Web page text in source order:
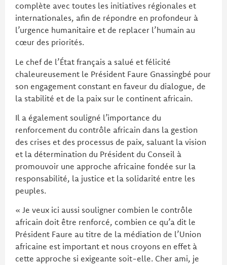
complète avec toutes les initiatives régionales et
internationales, afin de répondre en profondeur à
l’urgence humanitaire et de replacer l’humain au
cœur des priorités.
Le chef de l’État français a salué et félicité
chaleureusement le Président Faure Gnassingbé pour
son engagement constant en faveur du dialogue, de
la stabilité et de la paix sur le continent africain.
Il a également souligné l’importance du
renforcement du contrôle africain dans la gestion
des crises et des processus de paix, saluant la vision
et la détermination du Président du Conseil à
promouvoir une approche africaine fondée sur la
responsabilité, la justice et la solidarité entre les
peuples.
« Je veux ici aussi souligner combien le contrôle
africain doit être renforcé, combien ce qu’a dit le
Président Faure au titre de la médiation de l’Union
africaine est important et nous croyons en effet à
cette approche si exigeante soit-elle. Cher ami, je